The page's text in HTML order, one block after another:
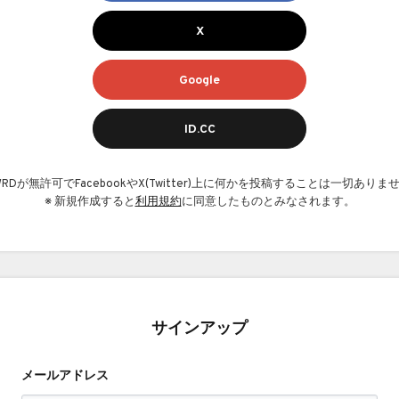
X
Google
ID.CC
が無許可でFacebookやX(Twitter)上に何かを投稿することは一切ありま
※ 新規作成すると利用規約に同意したものとみなされます。
サインアップ
メールアドレス